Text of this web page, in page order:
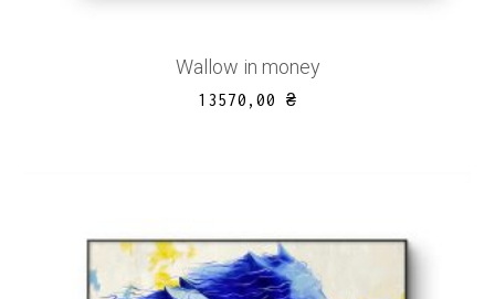
Wallow in money
13570,00 ₴